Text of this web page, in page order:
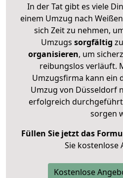
In der Tat gibt es viele
einem Umzug nach
sich Zeit zu nehmen,
Umzugs sorgfältig zu
organisieren, um
reibungslos verläuft.
Umzugsfirma kann ein
Umzug von Düsseldorf
erfolgreich
sorgen
Füllen Sie jetzt das
Sie kostenlose
Kostenlose